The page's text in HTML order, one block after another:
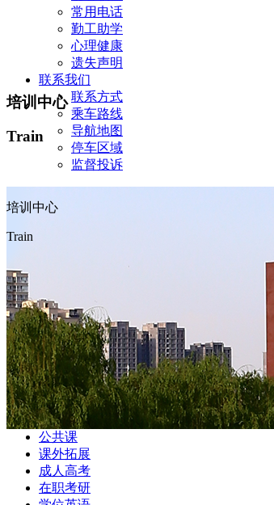
常用电话
勤工助学
心理健康
遗失声明
联系我们
联系方式
乘车路线
导航地图
停车区域
监督投诉
培训中心
Train
培训中心
Train
公共课
课外拓展
成人高考
在职考研